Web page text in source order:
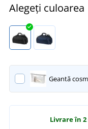
Alegeți culoarea
Geantă
Livrare în